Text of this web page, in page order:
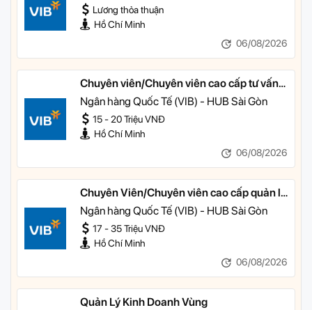
Lương thỏa thuận
Hồ Chí Minh
06/08/2026
Chuyên viên/Chuyên viên cao cấp tư vấn
tài chính cá nhân
Ngân hàng Quốc Tế (VIB) - HUB Sài Gòn
15 - 20 Triệu VNĐ
Hồ Chí Minh
06/08/2026
Chuyên Viên/Chuyên viên cao cấp quản lý
khách hàng ưu tiên
Ngân hàng Quốc Tế (VIB) - HUB Sài Gòn
17 - 35 Triệu VNĐ
Hồ Chí Minh
06/08/2026
Quản Lý Kinh Doanh Vùng